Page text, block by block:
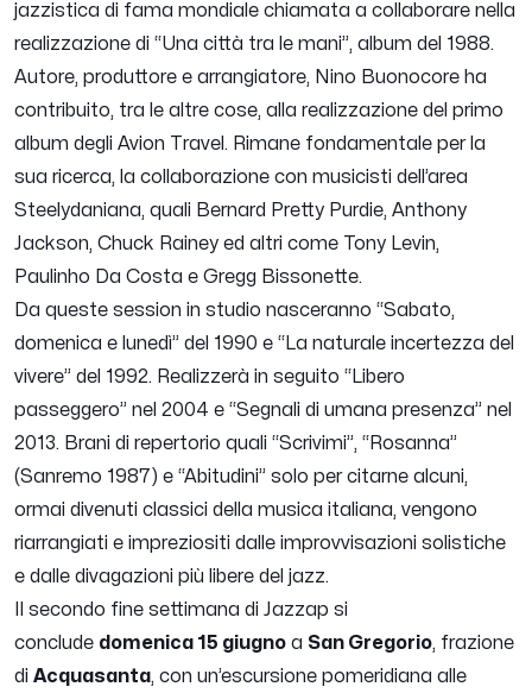
jazzistica di fama mondiale chiamata a collaborare nella
realizzazione di “Una città tra le mani”, album del 1988.
Autore, produttore e arrangiatore, Nino Buonocore ha
contribuito, tra le altre cose, alla realizzazione del primo
album degli Avion Travel. Rimane fondamentale per la
sua ricerca, la collaborazione con musicisti dell’area
Steelydaniana, quali Bernard Pretty Purdie, Anthony
Jackson, Chuck Rainey ed altri come Tony Levin,
Paulinho Da Costa e Gregg Bissonette.
Da queste session in studio nasceranno “Sabato,
domenica e lunedì” del 1990 e “La naturale incertezza del
vivere” del 1992. Realizzerà in seguito “Libero
passeggero” nel 2004 e “Segnali di umana presenza” nel
2013. Brani di repertorio quali “Scrivimi”, “Rosanna”
(Sanremo 1987) e “Abitudini” solo per citarne alcuni,
ormai divenuti classici della musica italiana, vengono
riarrangiati e impreziositi dalle improvvisazioni solistiche
e dalle divagazioni più libere del jazz.
Il secondo fine settimana di Jazzap si
conclude domenica 15 giugno a San Gregorio, frazione
di Acquasanta, con un’escursione pomeridiana alle